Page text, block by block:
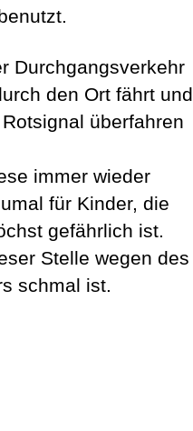
Durchgangsverkehr
den Ort fährt und
überfahren
immer wieder
für Kinder, die
gefährlich ist.
Stelle wegen des
schmal ist.